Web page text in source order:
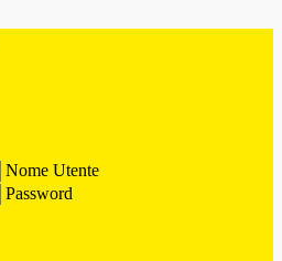
Nome Utente
Password